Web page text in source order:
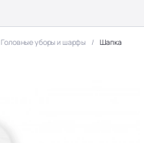
Головные уборы и шарфы Шапка